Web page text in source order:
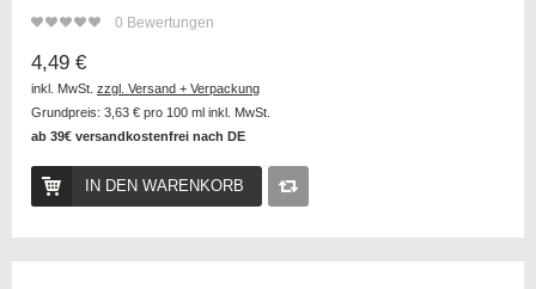
0 Bewertungen
4,49 €
inkl. MwSt. zzgl. Versand + Verpackung
Grundpreis: 3,63 € pro 100 ml inkl. MwSt.
ab 39€ versandkostenfrei nach DE
IN DEN WARENKORB